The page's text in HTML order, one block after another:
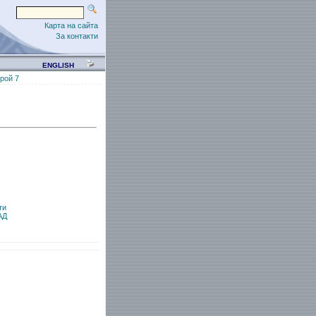
Карта на сайта
За контакти
ENGLISH
7